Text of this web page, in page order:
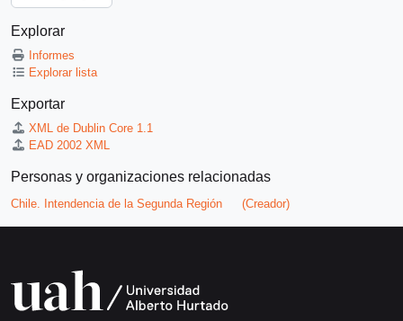
Explorar
Informes
Explorar lista
Exportar
XML de Dublin Core 1.1
EAD 2002 XML
Personas y organizaciones relacionadas
Chile. Intendencia de la Segunda Región (Creador)